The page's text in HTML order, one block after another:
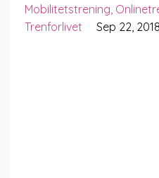
Mobilitetstrening
Trenforlivet
Sep 22, 2018